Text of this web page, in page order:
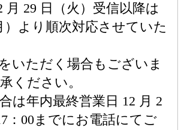
月 29 日（火）受信以降は
）より順次対応させていた
いただく場合もございま
ください。
は年内最終営業日 12 月 2
：00までにお電話にてご